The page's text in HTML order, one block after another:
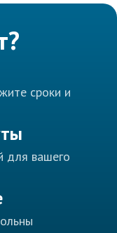
сроки и
для вашего